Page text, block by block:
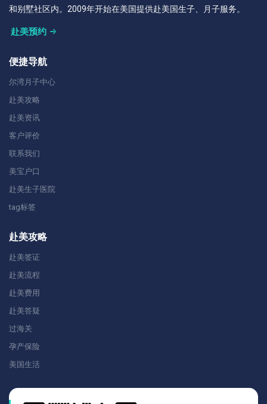
和别墅社区内。2009年开始在美国提供赴美国生子、月子服务。
赴美预约
便捷导航
尔湾月子中心
赴美攻略
赴美资讯
客户评价
联系我们
美宝户口
赴美生子医院
tag标签
赴美攻略
赴美签证
赴美流程
赴美费用
赴美答疑
过海关
孕产保险
美国生活